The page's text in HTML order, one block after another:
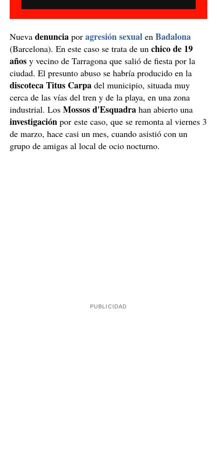
Nueva denuncia por agresión sexual en Badalona
(Barcelona). En este caso se trata de un chico de 19
años y vecino de Tarragona que salió de fiesta por la
ciudad. El presunto abuso se habría producido en la
discoteca Titus Carpa del municipio, situada muy
cerca de las vías del tren y de la playa, en una zona
industrial. Los Mossos d'Esquadra han abierto una
investigación por este caso, que se remonta al viernes 3
de marzo, hace casi un mes, cuando asistió con un
grupo de amigas al local de ocio nocturno.